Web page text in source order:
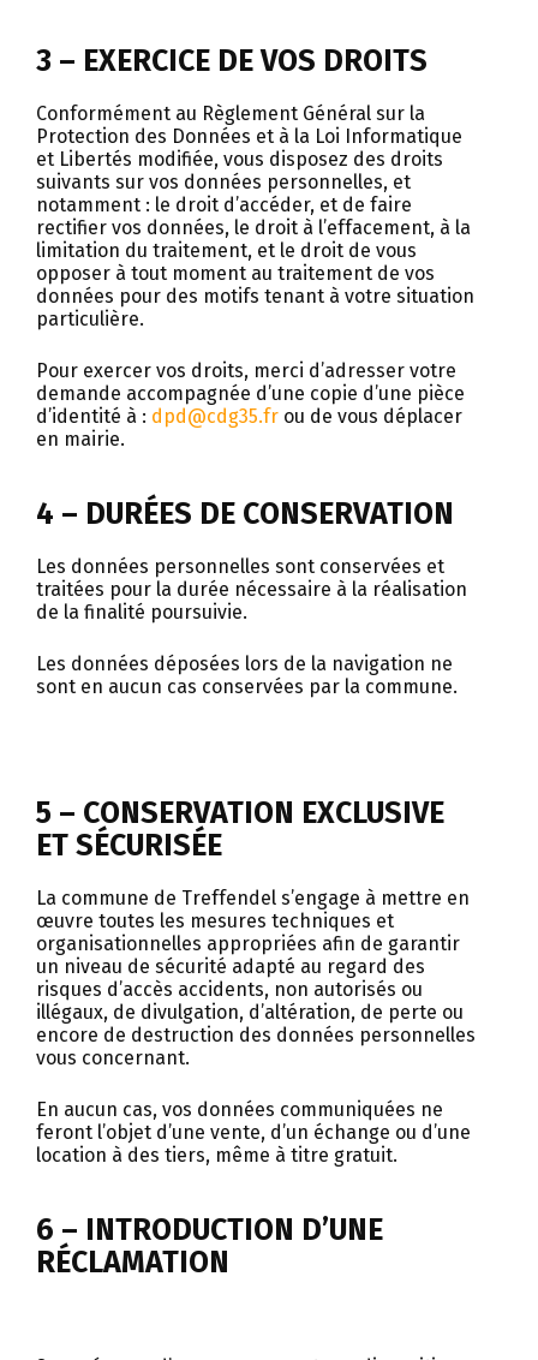
3 – EXERCICE DE VOS DROITS
Conformément au Règlement Général sur la
Protection des Données et à la Loi Informatique
et Libertés modifiée, vous disposez des droits
suivants sur vos données personnelles, et
notamment : le droit d’accéder, et de faire
rectifier vos données, le droit à l’effacement, à la
limitation du traitement, et le droit de vous
opposer à tout moment au traitement de vos
données pour des motifs tenant à votre situation
particulière.
Pour exercer vos droits, merci d’adresser votre
demande accompagnée d’une copie d’une pièce
d’identité à : dpd@cdg35.fr ou de vous déplacer
en mairie.
4 – DURÉES DE CONSERVATION
Les données personnelles sont conservées et
traitées pour la durée nécessaire à la réalisation
de la finalité poursuivie.
Les données déposées lors de la navigation ne
sont en aucun cas conservées par la commune.
5 – CONSERVATION EXCLUSIVE
ET SÉCURISÉE
La commune de Treffendel s’engage à mettre en
œuvre toutes les mesures techniques et
organisationnelles appropriées afin de garantir
un niveau de sécurité adapté au regard des
risques d’accès accidents, non autorisés ou
illégaux, de divulgation, d’altération, de perte ou
encore de destruction des données personnelles
vous concernant.
En aucun cas, vos données communiquées ne
feront l’objet d’une vente, d’un échange ou d’une
location à des tiers, même à titre gratuit.
6 – INTRODUCTION D’UNE
RÉCLAMATION